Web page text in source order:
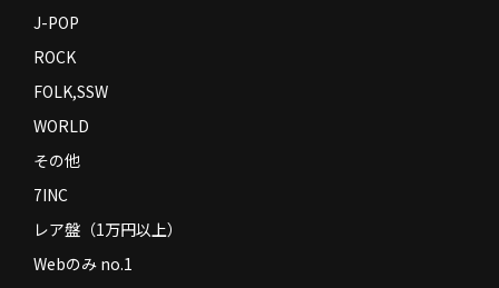
J-POP
ROCK
FOLK,SSW
WORLD
その他
7INC
レア盤（1万円以上）
Webのみ no.1